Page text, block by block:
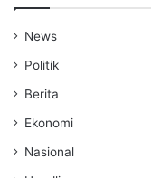
News
Politik
Berita
Ekonomi
Nasional